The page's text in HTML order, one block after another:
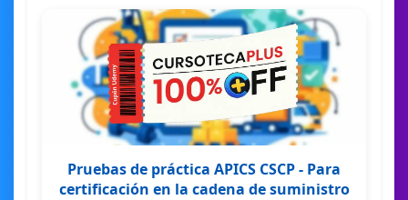
Pruebas de práctica APICS CSCP - Para
certificación en la cadena de suministro